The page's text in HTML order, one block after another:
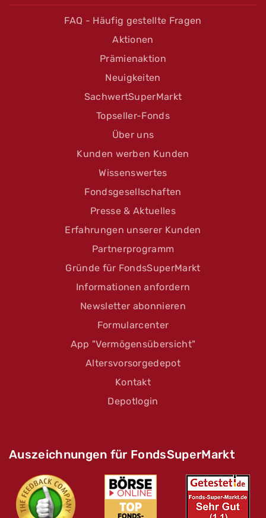
FAQ - Häufig gestellte Fragen
Aktionen
Prämienaktion
Neuigkeiten
SachwertSuperMarkt
Topseller-Fonds
Über uns
Kunden werben Kunden
Wissenswertes
Fondsgesellschaften
Presse & Aktuelles
Erfahrungen unserer Kunden
Partnerprogramm
Gründe für FondsSuperMarkt
Informationen anfordern
Newsletter abonnieren
Formularcenter
App "Vermögensübersicht"
Altersvorsorgedepot
Kontakt
Depotlogin
Auszeichnungen für FondsSuperMarkt